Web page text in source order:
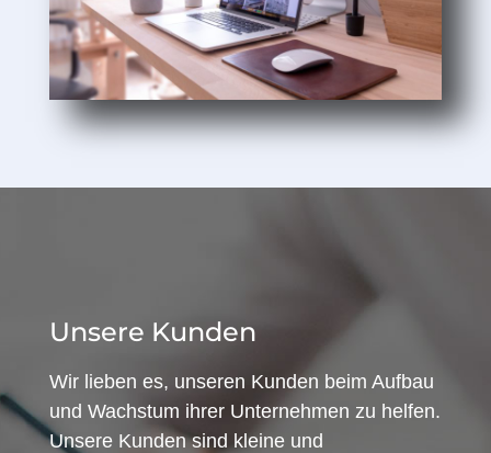
Unsere Kunden
Wir lieben es, unseren Kunden beim Aufbau
und Wachstum ihrer Unternehmen zu helfen.
Unsere Kunden sind kleine und